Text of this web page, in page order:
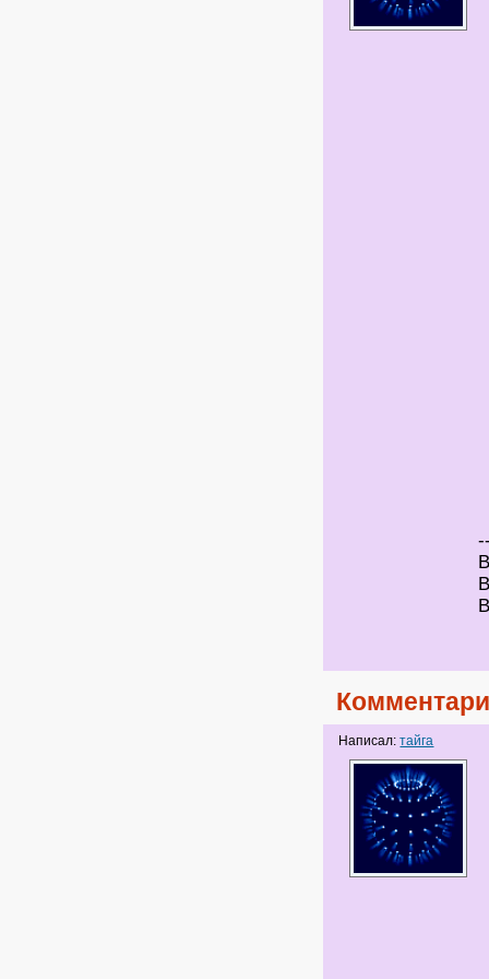
Написал:тайга